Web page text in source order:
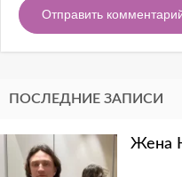
ПОСЛЕДНИЕ ЗАПИСИ
Жена